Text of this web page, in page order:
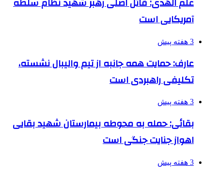
آمریکایی است
3 هفته پیش
عارف: حمایت همه جانبه از تیم والیبال نشسته،
تکلیفی راهبردی است
3 هفته پیش
بقائی: حمله به محوطه بیمارستان شهید بقایی
اهواز جنایت جنگی است
3 هفته پیش